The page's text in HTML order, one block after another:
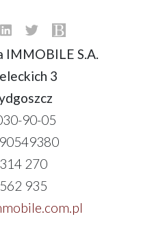
IMMOBILE S.A.
3
90-05
270
935